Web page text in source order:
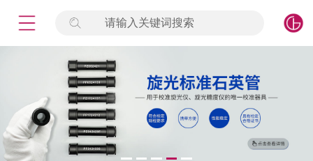
请输入关键词搜索
签到
标准物质
产品专项